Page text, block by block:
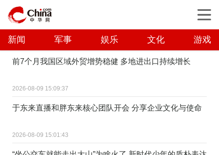
新闻 军事 娱乐 文化 游戏
前7个月我国区域外贸增势稳健 多地进出口持续增长
2026-08-09 15:09:37
于东来直播和胖东来核心团队开会 分享企业文化与使命
2026-08-09 15:01:43